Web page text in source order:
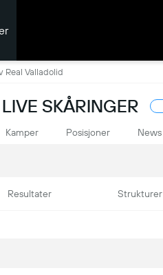
Real Valladolid
SKÅRINGER
Kamper Posisjoner News
Resultater Strukturer